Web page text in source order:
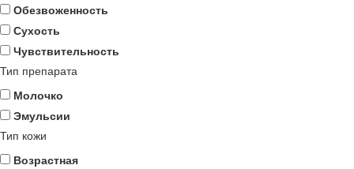
Обезвоженность
Сухость
Чувствительность
Тип препарата
Молочко
Эмульсии
Тип кожи
Возрастная